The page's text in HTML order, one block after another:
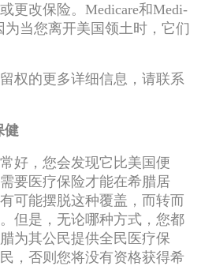
更改保险。Medicare和Medi-
当您离开美国领土时，它们
的更多详细信息，请联系
，您会发现它比美国便
要医疗保险才能在希腊居
可能摆脱这种覆盖，而转而
但是，无论哪种方式，您都
为其公民提供全民医疗保
，否则您将没有资格获得希